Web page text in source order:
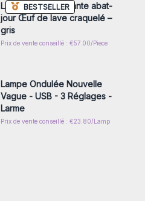
BESTSELLER
Lampe Lueur Flottante abat-
jour Œuf de lave craquelé –
gris
Prix de vente conseillé : €57.00/Piece
Connectez-vous ou inscrivez-
Lampe Ondulée Nouvelle
Vague - USB - 3 Réglages -
Larme
Prix de vente conseillé : €23.80/Lamp